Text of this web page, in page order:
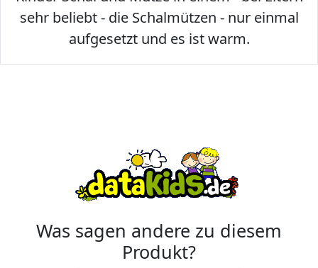
sehr beliebt - die Schalmützen - nur einmal
aufgesetzt und es ist warm.
Was sagen andere zu diesem
Produkt?